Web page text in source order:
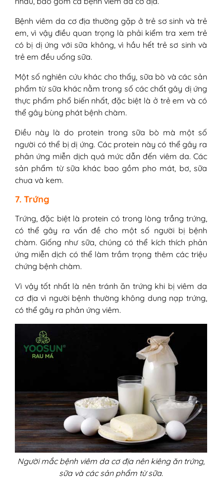
Bệnh viêm da cơ địa thường gặp ở trẻ sơ sinh và trẻ
em, vì vậy điều quan trọng là phải kiểm tra xem trẻ
có bị dị ứng với sữa không, vì hầu hết trẻ sơ sinh và
trẻ em đều uống sữa.
Một số nghiên cứu khác cho thấy, sữa bò và các sản
phẩm từ sữa khác nằm trong số các chất gây dị ứng
thực phẩm phổ biến nhất, đặc biệt là ở trẻ em và có
thể gây bùng phát bệnh chàm.
Điều này là do protein trong sữa bò mà một số
người có thể bị dị ứng. Các protein này có thể gây ra
phản ứng miễn dịch quá mức dẫn đến viêm da. Các
sản phẩm từ sữa khác bao gồm pho mát, bơ, sữa
chua và kem.
7. Trứng
Trứng, đặc biệt là protein có trong lòng trắng trứng,
có thể gây ra vấn đề cho một số người bị bệnh
chàm. Giống như sữa, chúng có thể kích thích phản
ứng miễn dịch có thể làm trầm trọng thêm các triệu
chứng bệnh chàm.
Vì vậy tốt nhất là nên tránh ăn trứng khi bị viêm da
cơ địa vì người bệnh thường không dung nạp trứng,
có thể gây ra phản ứng viêm.
Người mắc bệnh viêm da cơ địa nên kiêng ăn trứng,
sữa và các sản phẩm từ sữa.